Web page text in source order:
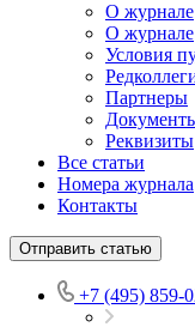
О журнале
О журнале
Условия
Партнеры
Реквизиты
Все статьи
Номера журнала
Контакты
Отправить статью
+7 (495) 859-